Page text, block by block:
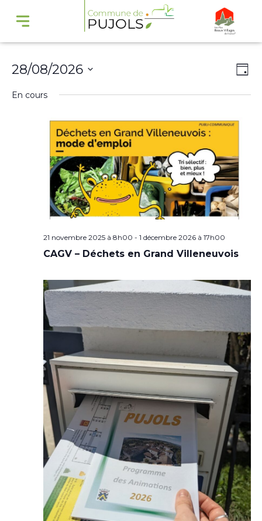
Jour
28/08/2026
En cours
21 novembre 2025 à 8h00 - 1 décembre 2026 à 17h00
CAGV – Déchets en Grand Villeneuvois